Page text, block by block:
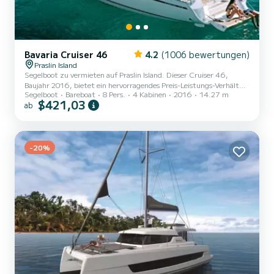
Bavaria Cruiser 46 4.2 (1006 bewertungen)
Praslin Island
Segelboot zu vermieten auf Praslin Island. Dieser Cruiser 46,
Baujahr 2016, bietet ein hervorragendes Preis-Leistungs-Verhältnis
für eine Kreuzfahrt von einigen Tagen oder sogar einigen Wochen.
Auf diesem 14 Meter langen Segelboot werden Sie eine
vollem Komfort nutzen. Für Ihren Komfort verfügt LUPI über 3
Toiletten mit Dusche Dieses Boot ist mit einem Großsegel mit...
Segelboot Bareboat 8 Pers. 4 Kabinen 2016 14.27 m
ab $421,03
-20%